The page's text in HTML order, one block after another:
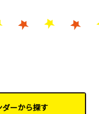
ダーから探す